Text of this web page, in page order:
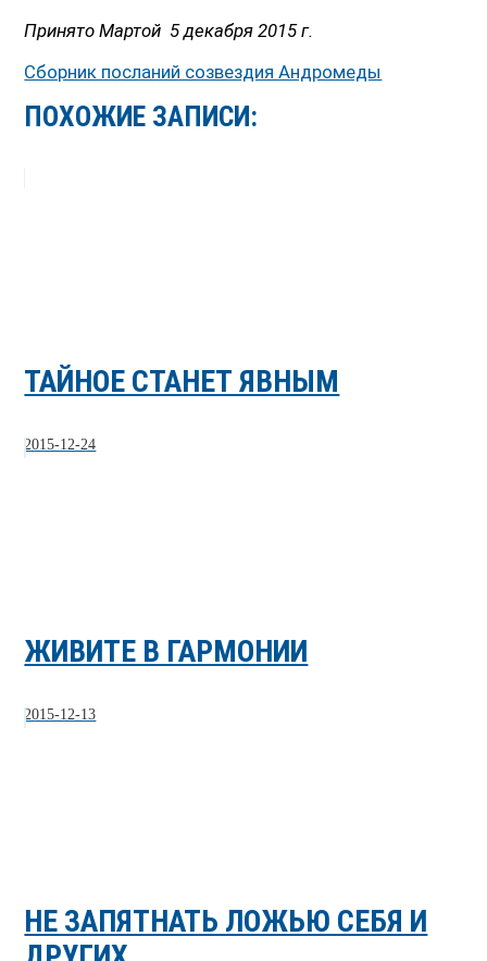
Принято Мартой 5 декабря 2015 г.
Сборник посланий созвездия Андромеды
ПОХОЖИЕ ЗАПИСИ:
ТАЙНОЕ СТАНЕТ ЯВНЫМ
2015-12-24
ЖИВИТЕ В ГАРМОНИИ
2015-12-13
НЕ ЗАПЯТНАТЬ ЛОЖЬЮ СЕБЯ И